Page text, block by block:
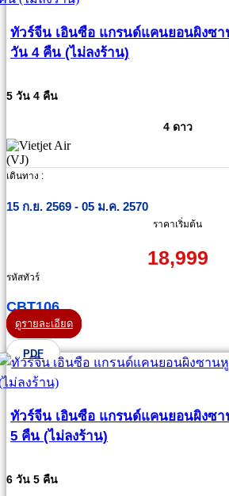
ทัวร์จีน เอินซือ แกรนด์แคนยอนผิงซา
วัน 4 คืน (ไม่ลงร้าน)
5 วัน 4 คืน
4 ดาว
เดินทาง :
15 ก.ย. 2569 - 05 ม.ค. 2570
ราคาเริ่มต้น
18,999
รหัสทัวร์
CBT106
ดูรายละเอียด
PDF
ทัวร์จีน เอินซือ แกรนด์แคนยอนผิงซ
5 คืน (ไม่ลงร้าน)
6 วัน 5 คืน